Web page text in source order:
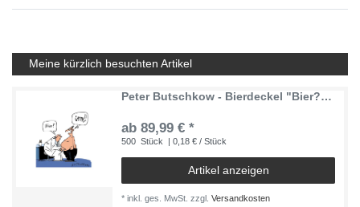
Meine kürzlich besuchten Artikel
Peter Butschkow - Bierdeckel "Bier? - Gerne!!" - 93 x 93 x 1,5 mm quadratisch mit abgerundeten Ecken, 4/4-farbig beidseitig bedruckt (Rückseite Ihr Motiv / Ihre Werbung)
ab 89,99 € *
500 Stück | 0,18 € / Stück
Artikel anzeigen
*inkl. ges. MwSt. zzgl.Versandkosten